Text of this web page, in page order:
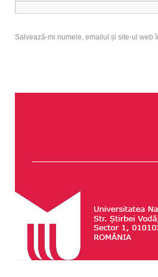
Salvează-mi numele, emailul și site-ul web